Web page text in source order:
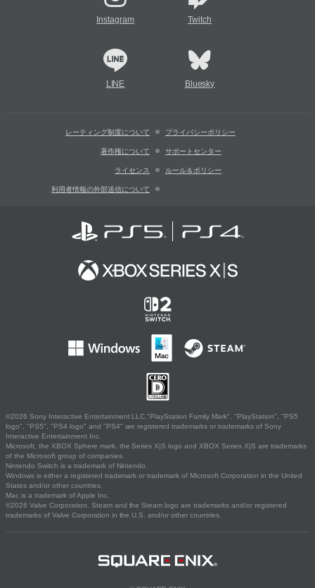
Instagram Twitch
LINE Bluesky
レーティング制度について プライバシーポリシー
著作権について サポートセンター
ライセンス ルール＆ポリシー
利用者情報の外部送信について
©2026 Sony Interactive Entertainment LLC."PlayStation Family Mark", "PlayStation", "PS5
logo", "PS5", "PS4 logo" and "PS4" are registered trademarks or trademarks of Sony
Interactive Entertainment Inc.
Microsoft, the XBOX Sphere mark, the Series X|S logo and XBOX Series X|S are trademarks
of the Microsoft group of companies.
Nintendo Switch is a trademark of Nintendo.
Windows is either a registered trademark or trademark of Microsoft Corporation in the United
States and/or other countries.
Mac is a trademark of Apple Inc.
©2026 Valve Corporation. Steam and the Steam logo are trademarks and/or registered
trademarks of Valve Corporation in the U.S. and/or other countries.